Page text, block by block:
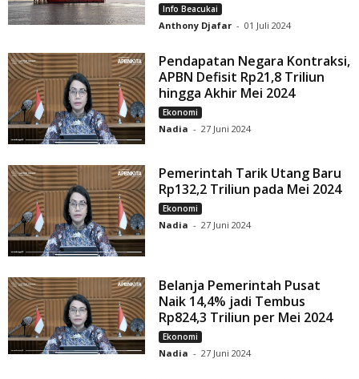
Info Beacukai
Anthony Djafar - 01 Juli 2024
Pendapatan Negara Kontraksi,
APBN Defisit Rp21,8 Triliun
hingga Akhir Mei 2024
Ekonomi
Nadia - 27 Juni 2024
Pemerintah Tarik Utang Baru
Rp132,2 Triliun pada Mei 2024
Ekonomi
Nadia - 27 Juni 2024
Belanja Pemerintah Pusat
Naik 14,4% jadi Tembus
Rp824,3 Triliun per Mei 2024
Ekonomi
Nadia - 27 Juni 2024